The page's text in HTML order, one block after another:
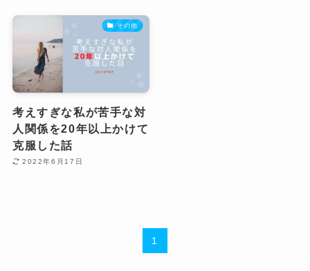
その他
考えすぎな私が苦手な対
人関係を20年以上かけて
克服した話
2022年6月17日
1